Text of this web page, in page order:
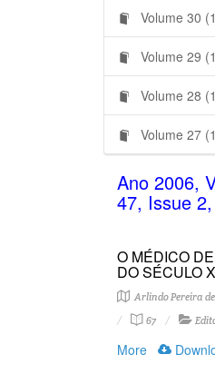
Volume 30
Volume 29
Volume 28
Volume 27
Ano 2006,
47, Issue 2,
O MÉDICO
DO SÉCULO
Arlindo Pereira
67
More